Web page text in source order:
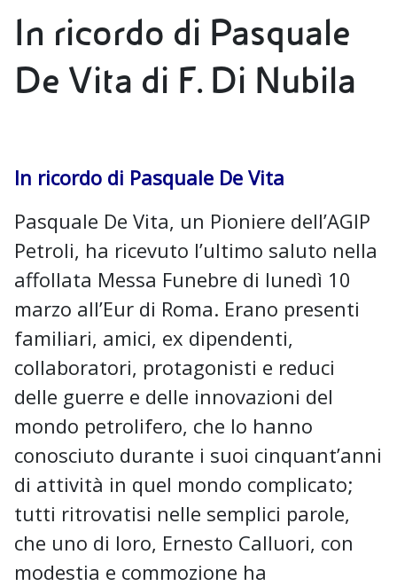
In ricordo di Pasquale
De Vita di F. Di Nubila
In ricordo di Pasquale De Vita
Pasquale De Vita, un Pioniere dell’AGIP
Petroli, ha ricevuto l’ultimo saluto nella
affollata Messa Funebre di lunedì 10
marzo all’Eur di Roma. Erano presenti
familiari, amici, ex dipendenti,
collaboratori, protagonisti e reduci
delle guerre e delle innovazioni del
mondo petrolifero, che lo hanno
conosciuto durante i suoi cinquant’anni
di attività in quel mondo complicato;
tutti ritrovatisi nelle semplici parole,
che uno di loro, Ernesto Calluori, con
modestia e commozione ha